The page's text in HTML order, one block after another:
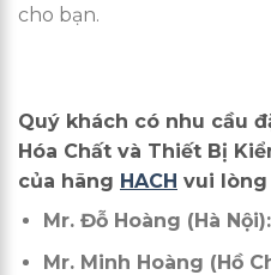
cho bạn.
Quý khách có nhu cầu
Hóa Chất và Thiết Bị
của hãng HACH vui lòng
Mr. Đỗ Hoàng (Hà Nội):
Mr. Minh Hoàng (Hồ